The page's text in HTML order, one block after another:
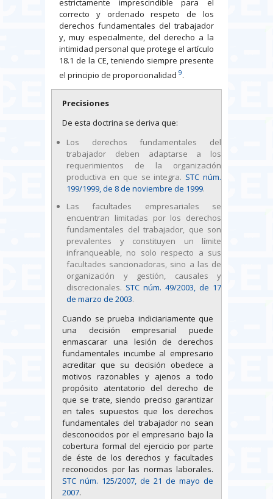
estrictamente imprescindible para el
correcto y ordenado respeto de los
derechos fundamentales del trabajador
y, muy especialmente, del derecho a la
intimidad personal que protege el artículo
18.1 de la CE, teniendo siempre presente
el principio de proporcionalidad 9.
Precisiones
De esta doctrina se deriva que:
Los derechos fundamentales del
trabajador deben adaptarse a los
requerimientos de la organización
productiva en que se integra. STC núm.
199/1999, de 8 de noviembre de 1999.
Las facultades empresariales se
encuentran limitadas por los derechos
fundamentales del trabajador, que son
prevalentes y constituyen un límite
infranqueable, no solo respecto a sus
facultades sancionadoras, sino a las de
organización y gestión, causales y
discrecionales. STC núm. 49/2003, de 17
de marzo de 2003.
Cuando se prueba indiciariamente que
una decisión empresarial puede
enmascarar una lesión de derechos
fundamentales incumbe al empresario
acreditar que su decisión obedece a
motivos razonables y ajenos a todo
propósito atentatorio del derecho de
que se trate, siendo preciso garantizar
en tales supuestos que los derechos
fundamentales del trabajador no sean
desconocidos por el empresario bajo la
cobertura formal del ejercicio por parte
de éste de los derechos y facultades
reconocidos por las normas laborales.
STC núm. 125/2007, de 21 de mayo de
2007.